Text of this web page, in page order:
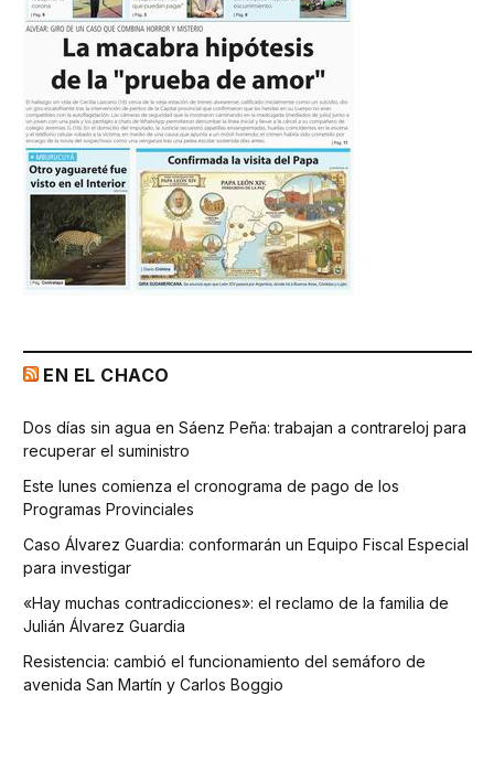
EN EL CHACO
Dos días sin agua en Sáenz Peña: trabajan a contrareloj para
recuperar el suministro
Este lunes comienza el cronograma de pago de los
Programas Provinciales
Caso Álvarez Guardia: conformarán un Equipo Fiscal Especial
para investigar
«Hay muchas contradicciones»: el reclamo de la familia de
Julián Álvarez Guardia
Resistencia: cambió el funcionamiento del semáforo de
avenida San Martín y Carlos Boggio